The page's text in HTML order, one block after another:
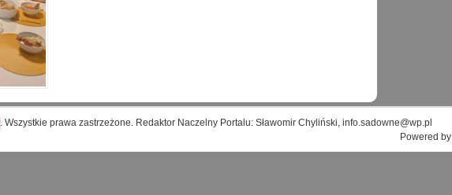
. Wszystkie prawa zastrzeżone. Redaktor Naczelny Portalu: Sławomir Chyliński, info.sadowne@wp.pl
Powered by